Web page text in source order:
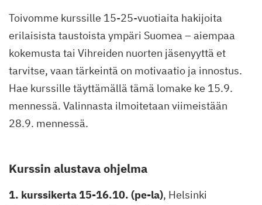
Toivomme kurssille 15-25-vuotiaita hakijoita
erilaisista taustoista ympäri Suomea – aiempaa
kokemusta tai Vihreiden nuorten jäsenyyttä et
tarvitse, vaan tärkeintä on motivaatio ja innostus.
Hae kurssille täyttämällä tämä lomake ke 15.9.
mennessä. Valinnasta ilmoitetaan viimeistään
28.9. mennessä.
Kurssin alustava ohjelma
1. kurssikerta 15-16.10. (pe-la), Helsinki